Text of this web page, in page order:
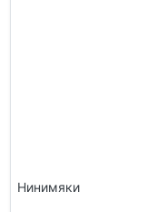
Нинимяки